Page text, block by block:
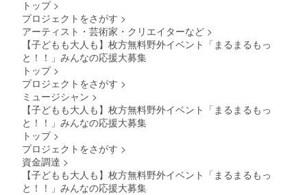
トップ >
プロジェクトをさがす >
アーティスト・芸術家・クリエイターなど >
【子どもも大人も】枚方無料野外イベント「まるまるもっ
と︎！！」みんなの応援大募集
トップ >
プロジェクトをさがす >
ミュージシャン >
【子どもも大人も】枚方無料野外イベント「まるまるもっ
と︎！！」みんなの応援大募集
トップ >
プロジェクトをさがす >
資金調達 >
【子どもも大人も】枚方無料野外イベント「まるまるもっ
と︎！！」みんなの応援大募集